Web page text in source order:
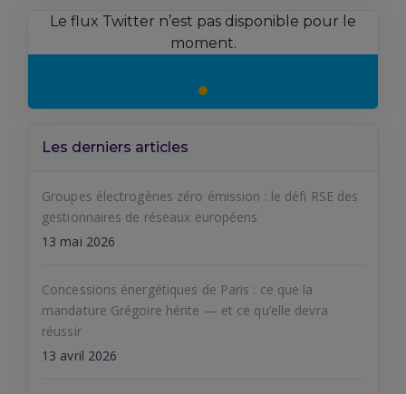
Le flux Twitter n’est pas disponible pour le
moment.
Les derniers articles
Groupes électrogènes zéro émission : le défi RSE des
gestionnaires de réseaux européens
13 mai 2026
Concessions énergétiques de Paris : ce que la
mandature Grégoire hérite — et ce qu’elle devra
réussir
13 avril 2026